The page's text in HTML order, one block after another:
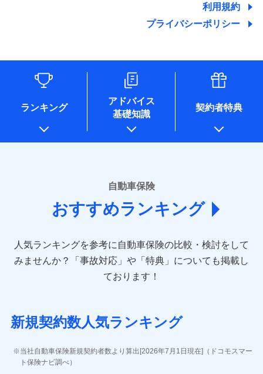
しくは委託を受けている保険会社・提携会社の保険その他に
関する情報を提供し、金融商品等の契約を勧奨するため、ま
た維持管理等の委託業務遂行のため、またそれらに付帯、関
情報を取引のある他の保険会社の商品・サービスをご提案す
るために利用させていただくことがあります。）
各種セミナーの開催のため
コンサルティングサービスの実施のため
アンケートやキャンペーン等の実施のため
上記に係る案内・手続き・管理等付帯業務を行うため
* 当社が委託を受けている保険会社の情報は、保険会社のホ
ームページに掲載しておりますので、ご確認ください。
あいおいニッセイ同和損害保険株式会社
(https://www.aioinissaydowa.co.jp/)
アクサ損害保険株式会社 (https://www.axa-
direct.co.jp/)
sompo.co.jp/)
東京海上ダイレクト損害保険株式会社 (https://www.e-
AIG損害保険株式会社 (https://www.aig.co.jp/sonpo)
ジェイアイ傷害火災保険株式会社
ソニー損害保険株式会社
(https://www.sonysonpo.co.jp/)
利用規約
プライバシーポリシー
ランキング
アドバイス
基礎知識
契約者特典
自動車保険
おすすめランキング
人気ランキングを参考に自動車保険の比較・検討をして
みませんか？
「事故対応」や「特典」についても掲載し
ております！
新規契約数人気ランキング
当社自動車保険新規契約者数より算出[2026年7月1日現在]（ドコモスマー
ト保険ナビ調べ）